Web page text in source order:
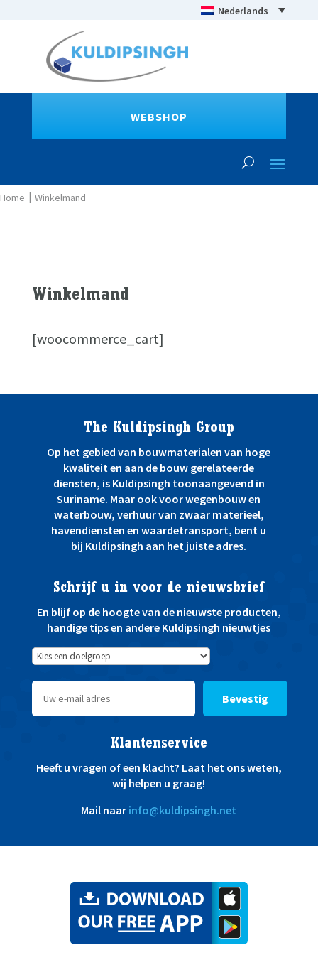
Nederlands
WEBSHOP
Winkelmand
Winkelmand
[woocommerce_cart]
The Kuldipsingh Group
Op het gebied van bouwmaterialen van hoge
kwaliteit en aan de bouw gerelateerde
diensten, is Kuldipsingh toonaangevend in
Suriname. Maar ook voor wegenbouw en
waterbouw, verhuur van zwaar materieel,
havendiensten en waardetransport, bent u
bij Kuldipsingh aan het juiste adres.
Schrijf u in voor de nieuwsbrief
En blijf op de hoogte van de nieuwste producten,
handige tips en andere Kuldipsingh nieuwtjes
Bevestig
Klantenservice
Heeft u vragen of een klacht? Laat het ons weten,
wij helpen u graag!
Mail naar info@kuldipsingh.net